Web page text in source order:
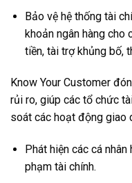
Bảo vệ hệ thống tài
khoản ngân hàng cho
tiền, tài trợ khủng bố,
Know Your Customer
rủi ro, giúp các tổ chức
soát các hoạt động giao
Phát hiện các cá
phạm tài chính.